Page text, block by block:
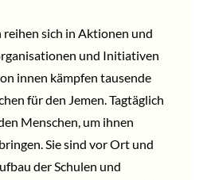
reihen sich in Aktionen und
und Initiativen
innen kämpfen tausende
für den Jemen. Tagtäglich
Menschen, um ihnen
Sie sind vor Ort und
der Schulen und